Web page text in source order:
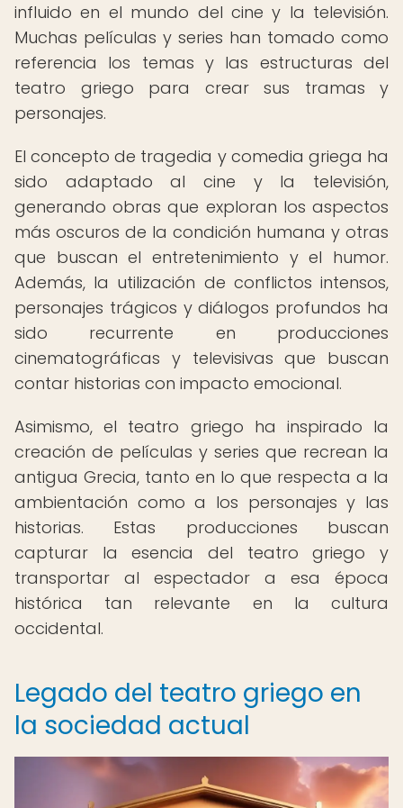
influido en el mundo del cine y la televisión.
Muchas películas y series han tomado como
referencia los temas y las estructuras del
teatro griego para crear sus tramas y
personajes.
El concepto de tragedia y comedia griega ha
sido adaptado al cine y la televisión,
generando obras que exploran los aspectos
más oscuros de la condición humana y otras
que buscan el entretenimiento y el humor.
Además, la utilización de conflictos intensos,
personajes trágicos y diálogos profundos ha
sido recurrente en producciones
cinematográficas y televisivas que buscan
contar historias con impacto emocional.
Asimismo, el teatro griego ha inspirado la
creación de películas y series que recrean la
antigua Grecia, tanto en lo que respecta a la
ambientación como a los personajes y las
historias. Estas producciones buscan
capturar la esencia del teatro griego y
transportar al espectador a esa época
histórica tan relevante en la cultura
occidental.
Legado del teatro griego en
la sociedad actual